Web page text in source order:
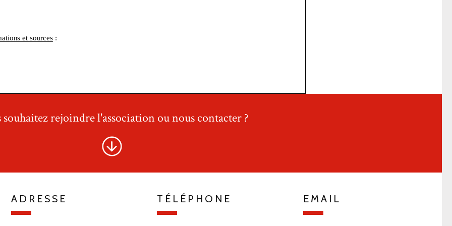
souhaitez rejoindre l'association ou nous contacter ?
ADRESSE TÉLÉPHONE EMAIL